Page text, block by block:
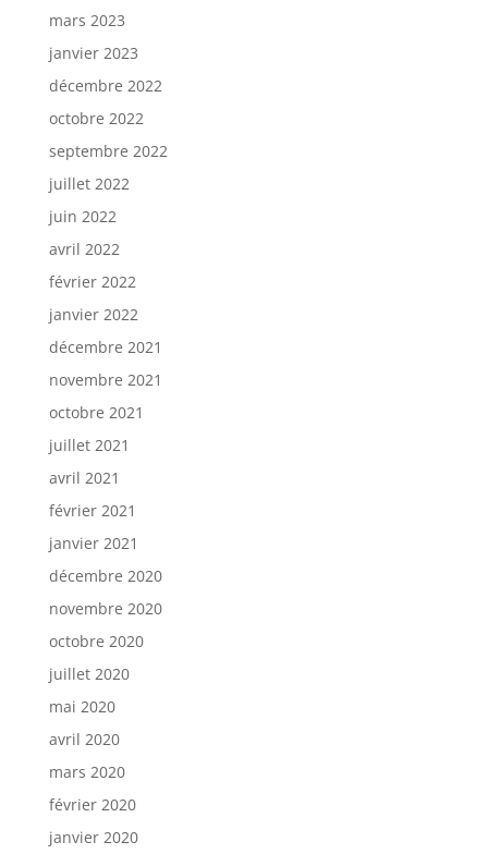
mars 2023
janvier 2023
décembre 2022
octobre 2022
septembre 2022
juillet 2022
juin 2022
avril 2022
février 2022
janvier 2022
décembre 2021
novembre 2021
octobre 2021
juillet 2021
avril 2021
février 2021
janvier 2021
décembre 2020
novembre 2020
octobre 2020
juillet 2020
mai 2020
avril 2020
mars 2020
février 2020
janvier 2020